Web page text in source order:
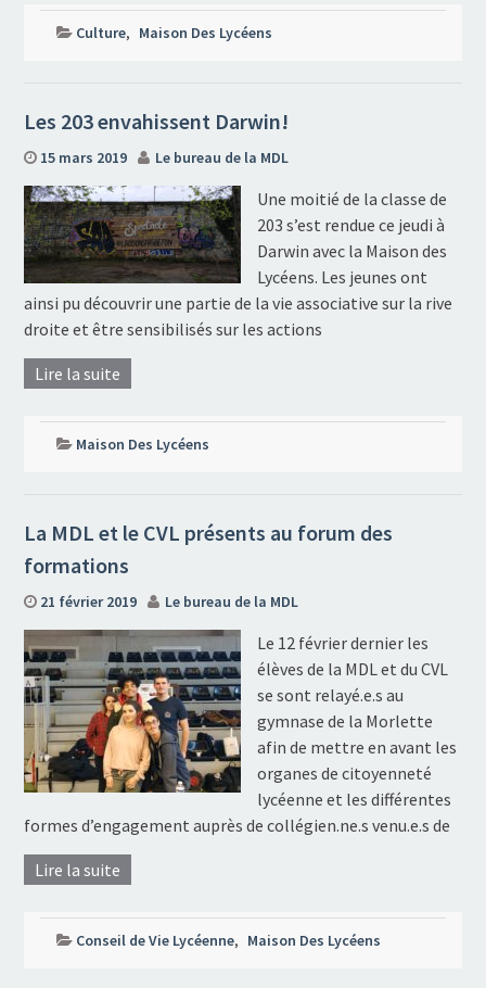
Culture, Maison Des Lycéens
Les 203 envahissent Darwin!
15 mars 2019 Le bureau de la MDL
Une moitié de la classe de
203 s’est rendue ce jeudi à
Darwin avec la Maison des
Lycéens. Les jeunes ont
ainsi pu découvrir une partie de la vie associative sur la rive
droite et être sensibilisés sur les actions
Lire la suite
Maison Des Lycéens
La MDL et le CVL présents au forum des
formations
21 février 2019 Le bureau de la MDL
Le 12 février dernier les
élèves de la MDL et du CVL
se sont relayé.e.s au
gymnase de la Morlette
afin de mettre en avant les
organes de citoyenneté
lycéenne et les différentes
formes d’engagement auprès de collégien.ne.s venu.e.s de
Lire la suite
Conseil de Vie Lycéenne, Maison Des Lycéens